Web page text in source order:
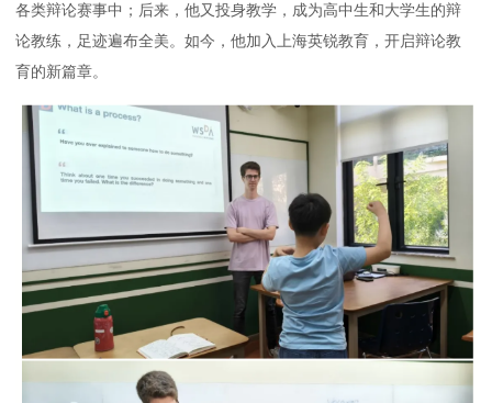
各类辩论赛事中；后来，他又投身教学，成为高中生和大学生的辩
论教练，足迹遍布全美。如今，他加入上海英锐教育，开启辩论教
育的新篇章。